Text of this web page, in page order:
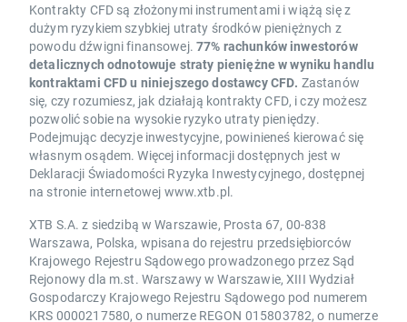
Kontrakty CFD są złożonymi instrumentami i wiążą się z
dużym ryzykiem szybkiej utraty środków pieniężnych z
powodu dźwigni finansowej. 77% rachunków inwestorów
detalicznych odnotowuje straty pieniężne w wyniku handlu
kontraktami CFD u niniejszego dostawcy CFD. Zastanów
się, czy rozumiesz, jak działają kontrakty CFD, i czy możesz
pozwolić sobie na wysokie ryzyko utraty pieniędzy.
Podejmując decyzje inwestycyjne, powinieneś kierować się
własnym osądem. Więcej informacji dostępnych jest w
Deklaracji Świadomości Ryzyka Inwestycyjnego, dostępnej
na stronie internetowej www.xtb.pl.
XTB S.A. z siedzibą w Warszawie, Prosta 67, 00-838
Warszawa, Polska, wpisana do rejestru przedsiębiorców
Krajowego Rejestru Sądowego prowadzonego przez Sąd
Rejonowy dla m.st. Warszawy w Warszawie, XIII Wydział
Gospodarczy Krajowego Rejestru Sądowego pod numerem
KRS 0000217580, o numerze REGON 015803782, o numerze